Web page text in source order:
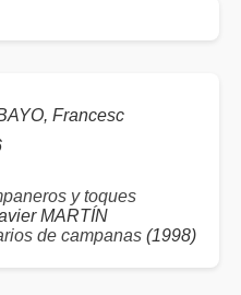
Francesc
y toques
MARTÍN
de campanas (1998)